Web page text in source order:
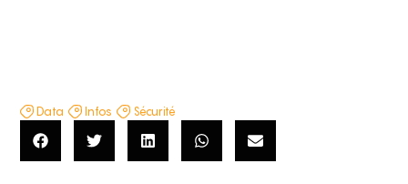
Data Infos Sécurité